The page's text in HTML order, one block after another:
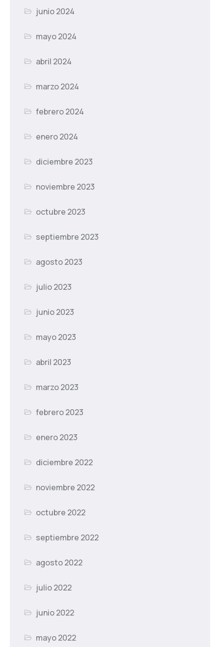
junio 2024
mayo 2024
abril 2024
marzo 2024
febrero 2024
enero 2024
diciembre 2023
noviembre 2023
octubre 2023
septiembre 2023
agosto 2023
julio 2023
junio 2023
mayo 2023
abril 2023
marzo 2023
febrero 2023
enero 2023
diciembre 2022
noviembre 2022
octubre 2022
septiembre 2022
agosto 2022
julio 2022
junio 2022
mayo 2022